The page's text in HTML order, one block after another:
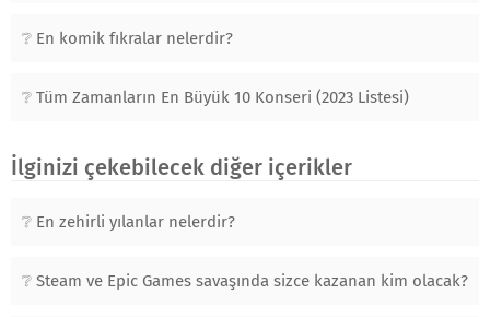
En komik fıkralar nelerdir?
Tüm Zamanların En Büyük 10 Konseri (2023 Listesi)
İlginizi çekebilecek diğer içerikler
En zehirli yılanlar nelerdir?
Steam ve Epic Games savaşında sizce kazanan kim olacak?